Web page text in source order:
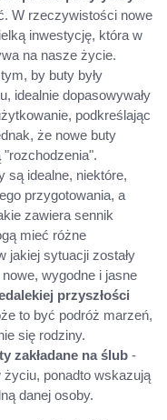
W rzeczywistości nowe
inwestycję, która w
na nasze życie.
by buty były
idealnie dopasowywały
podkreślając
że nowe buty
są idealne, niektóre,
przygotowania, a
zawiera sennik
mieć różne
jakiej sytuacji zostały
wygodne i jasne
przyszłości
to być podróż marzeń,
się rodziny.
zakładane na ślub -
życiu, ponadto wskazują
danej osoby.